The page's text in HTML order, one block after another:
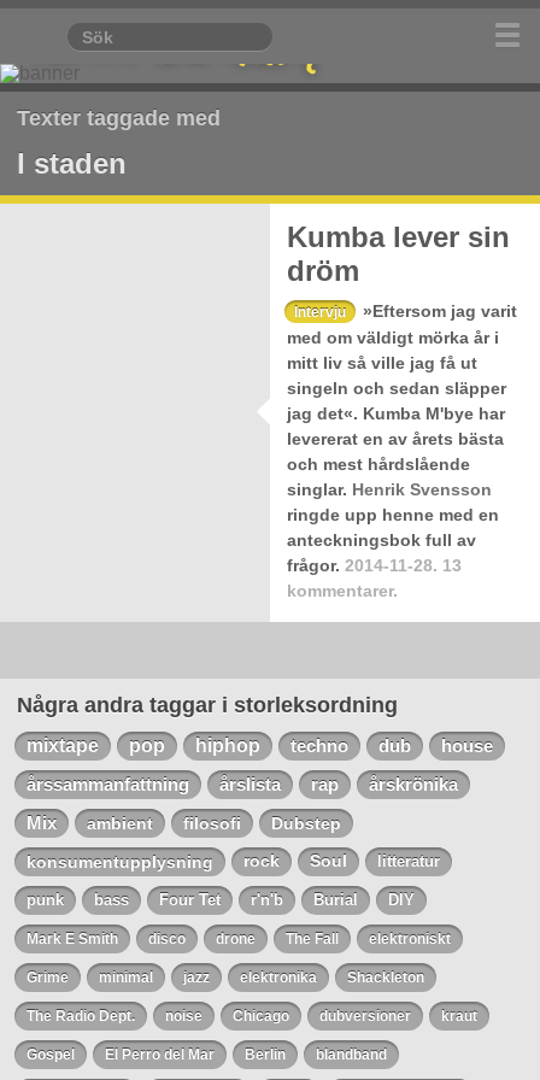
Texter taggade med
I staden
Kumba lever sin
dröm
Intervju
»Eftersom jag varit
med om väldigt mörka år i
mitt liv så ville jag få ut
singeln och sedan släpper
jag det«. Kumba M'bye har
levererat en av årets bästa
och mest hårdslående
singlar. Henrik Svensson
ringde upp henne med en
anteckningsbok full av
frågor. 2014-11-28. 13
kommentarer.
Några andra taggar i storleksordning
mixtape pop hiphop techno dub house
årssammanfattning årslista rap
årskrönika
Mix
ambient filosofi
Dubstep
konsumentupplysning
rock Soul litteratur
punk bass Four Tet r'n'b Burial DIY
Mark E Smith disco drone The Fall elektroniskt
Grime minimal jazz elektronika Shackleton
The Radio Dept. noise Chicago dubversioner kraut
Gospel El Perro del Mar Berlin blandband